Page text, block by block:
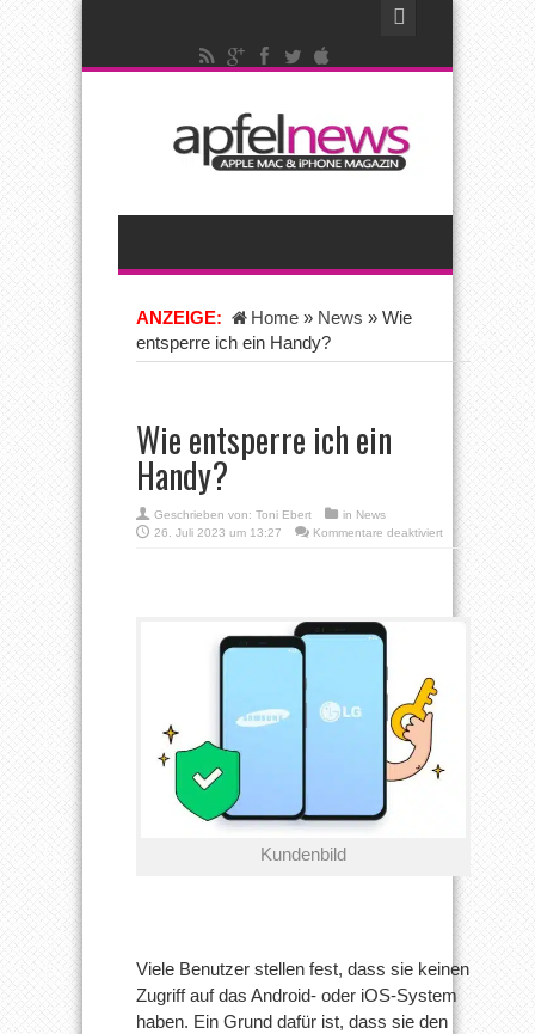
ANZEIGE: Home » News » Wie
entsperre ich ein Handy?
Wie entsperre ich ein
Handy?
Geschrieben von: Toni Ebert in News
26. Juli 2023 um 13:27
Kommentare deaktiviertfür
Wie
entsperre
Handy?
Kundenbild
Viele Benutzer stellen fest, dass sie keinen
Zugriff auf das Android- oder iOS-System
haben. Ein Grund dafür ist, dass sie den